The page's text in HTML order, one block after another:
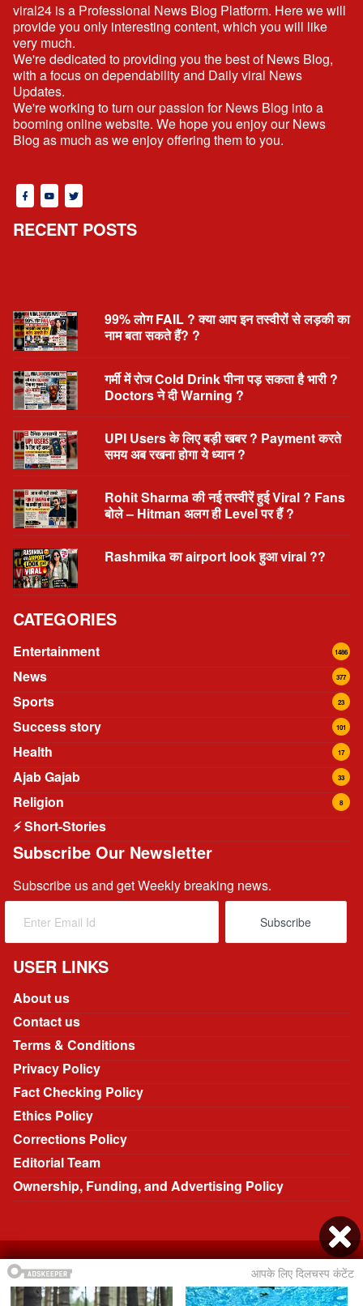
viral24 is a Professional News Blog Platform. Here we will
provide you only interesting content, which you will like
very much.
We're dedicated to providing you the best of News Blog,
with a focus on dependability and Daily viral News
Updates.
We're working to turn our passion for News Blog into a
booming online website. We hope you enjoy our News
Blog as much as we enjoy offering them to you.
RECENT POSTS
99% लोग FAIL ? क्या आप इन तस्वीरों से लड़की का
नाम बता सकते हैं? ?
गर्मी में रोज Cold Drink पीना पड़ सकता है भारी ?
Doctors ने दी Warning ?
UPI Users के लिए बड़ी खबर ? Payment करते
समय अब रखना होगा ये ध्यान ?
Rohit Sharma की नई तस्वीरें हुई Viral ? Fans
बोले – Hitman अलग ही Level पर हैं ?
Rashmika का airport look हुआ viral ??
CATEGORIES
Entertainment 1486
News 377
Sports 23
Success story 101
Health 17
Ajab Gajab 33
Religion 8
⚡ Short-Stories
Subscribe Our Newsletter
Subscribe us and get Weekly breaking news.
USER LINKS
About us
Contact us
Terms & Conditions
Privacy Policy
Fact Checking Policy
Ethics Policy
Corrections Policy
Editorial Team
Ownership, Funding, and Advertising Policy
© 2026 @ Bhavya Creation. All rights reserved.
Developed by Narendra Jangir